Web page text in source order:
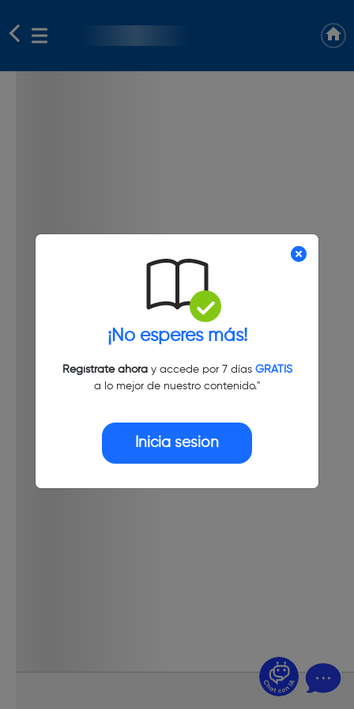
¡No esperes más!
Regístrate ahoray accede por 7 días GRATIS
a lo mejor de nuestro contenido."
Inicia sesión